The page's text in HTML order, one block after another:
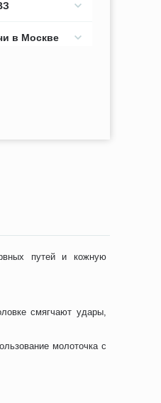
в Москве
путей и кожную
смягчают удары,
молоточка с